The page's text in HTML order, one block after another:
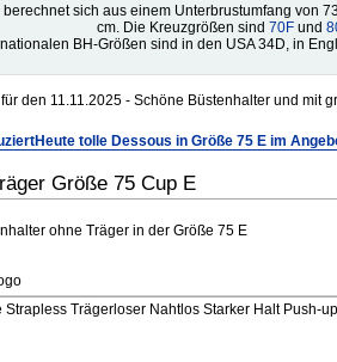
sich aus einem Unterbrustumfang von
cm. Die Kreuzgrößen sind70F und
BH-Größen sind in den USA 34D, in
den 11.11.2025 - Schöne Büstenhalter und mit
Heute tolle Dessous in Größe 75 E im
Größe 75 Cup E
ohne Träger in der Größe 75 E
Trägerloser Nahtlos Starker Halt Push-